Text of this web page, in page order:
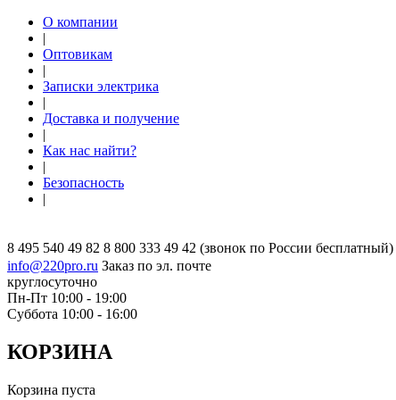
О компании
|
Оптовикам
|
Записки электрика
|
Доставка и получение
|
Как нас найти?
|
Безопасность
|
8 495 540 49 82 8 800 333 49 42 (звонок по России бесплатный)
info@220pro.ru Заказ по эл. почте
круглосуточно
Пн-Пт 10:00 - 19:00
Суббота 10:00 - 16:00
КОРЗИНА
Корзина пуста